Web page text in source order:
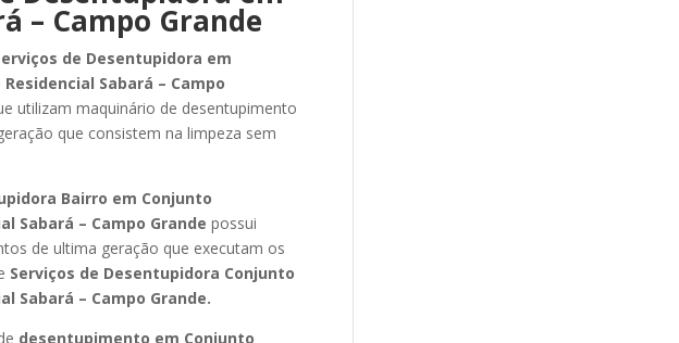
– Campo Grande
de Desentupidora em
Sabará – Campo
utilizam maquinário de desentupimento
que consistem na limpeza sem
Bairro em Conjunto
Sabará – Campo Grande possui
de ultima geração que executam os
Serviços de Desentupidora Conjunto
Sabará – Campo Grande.
desentupimento em Conjunto